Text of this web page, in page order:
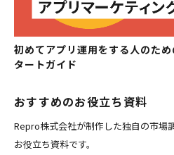
初めてアプリ運用をする人のた
タートガイド
おすすめのお役立ち資料
Repro株式会社が制作した独自の市場
お役立ち資料です。